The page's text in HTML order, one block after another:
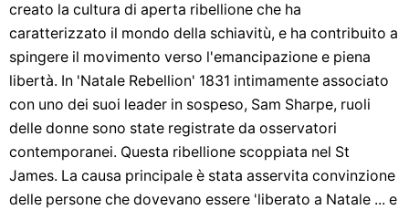
creato la cultura di aperta ribellione che ha
caratterizzato il mondo della schiavitù, e ha contribuito a
spingere il movimento verso l'emancipazione e piena
libertà. In 'Natale Rebellion' 1831 intimamente associato
con uno dei suoi leader in sospeso, Sam Sharpe, ruoli
delle donne sono state registrate da osservatori
contemporanei. Questa ribellione scoppiata nel St
James. La causa principale è stata asservita convinzione
delle persone che dovevano essere 'liberato a Natale ... e